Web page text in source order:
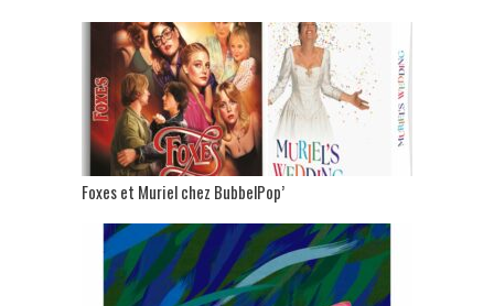
Foxes et Muriel chez BubbelPop’